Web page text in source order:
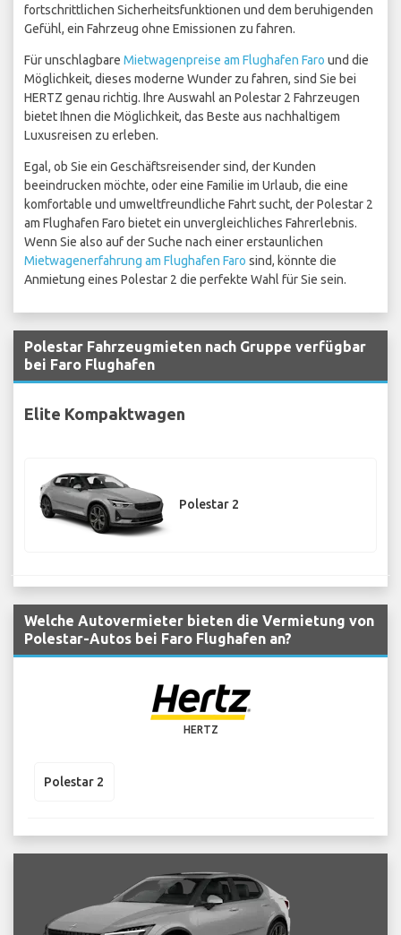
fortschrittlichen Sicherheitsfunktionen und dem beruhigenden
Gefühl, ein Fahrzeug ohne Emissionen zu fahren.
Für unschlagbare Mietwagenpreise am Flughafen Faro und die
Möglichkeit, dieses moderne Wunder zu fahren, sind Sie bei
HERTZ genau richtig. Ihre Auswahl an Polestar 2 Fahrzeugen
bietet Ihnen die Möglichkeit, das Beste aus nachhaltigem
Luxusreisen zu erleben.
Egal, ob Sie ein Geschäftsreisender sind, der Kunden
beeindrucken möchte, oder eine Familie im Urlaub, die eine
komfortable und umweltfreundliche Fahrt sucht, der Polestar 2
am Flughafen Faro bietet ein unvergleichliches Fahrerlebnis.
Wenn Sie also auf der Suche nach einer erstaunlichen
Mietwagenerfahrung am Flughafen Faro sind, könnte die
Anmietung eines Polestar 2 die perfekte Wahl für Sie sein.
Polestar Fahrzeugmieten nach Gruppe verfügbar
bei Faro Flughafen
Elite Kompaktwagen
Polestar 2
Welche Autovermieter bieten die Vermietung von
Polestar-Autos bei Faro Flughafen an?
HERTZ
Polestar 2